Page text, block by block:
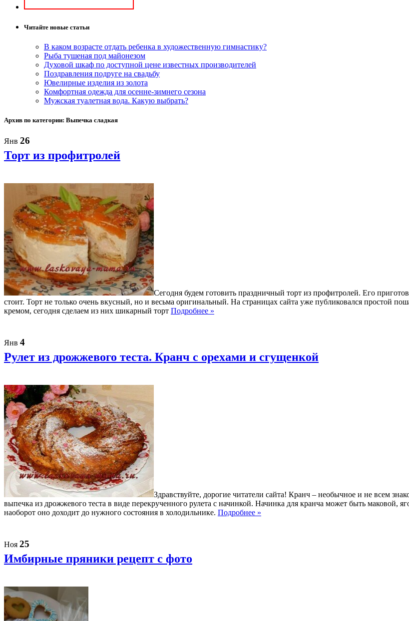
Читайте новые статьи
В каком возрасте отдать ребенка в художественную гимнастику?
Рыба тушеная под майонезом
Духовой шкаф по доступной цене известных производителей
Поздравления подруге на свадьбу
Ювелирные изделия из золота
Комфортная одежда для осенне-зимнего сезона
Мужская туалетная вода. Какую выбрать?
Архив по категории: Выпечка сладкая
Янв 26
Торт из профитролей
Сегодня будем готовить праздничный торт из профитролей. Его
стоит. Торт не только очень вкусный, но и весьма оригинальный. На страницах сайта уже публиковался простой
кремом, сегодня сделаем из них шикарный торт Подробнее »
Янв 4
Рулет из дрожжевого теста. Кранч с орехами и сгущенкой
Здравствуйте, дорогие читатели сайта! Кранч – необычное и не всем
выпечка из дрожжевого теста в виде перекрученного рулета с начинкой. Начинка для кранча может быть маковой,
наоборот оно доходит до нужного состояния в холодильнике. Подробнее »
Ноя 25
Имбирные пряники рецепт с фото